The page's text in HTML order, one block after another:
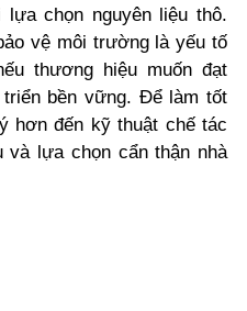
chọn nguyên liệu thô.
vệ môi trường là yếu tố
thương hiệu muốn đạt
bền vững. Để làm tốt
hơn đến kỹ thuật chế tác
và lựa chọn cẩn thận nhà